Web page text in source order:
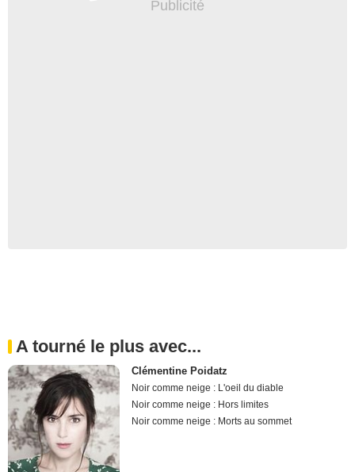
A tourné le plus avec...
Clémentine Poidatz
Noir comme neige : L'oeil du diable
Noir comme neige : Hors limites
Noir comme neige : Morts au sommet